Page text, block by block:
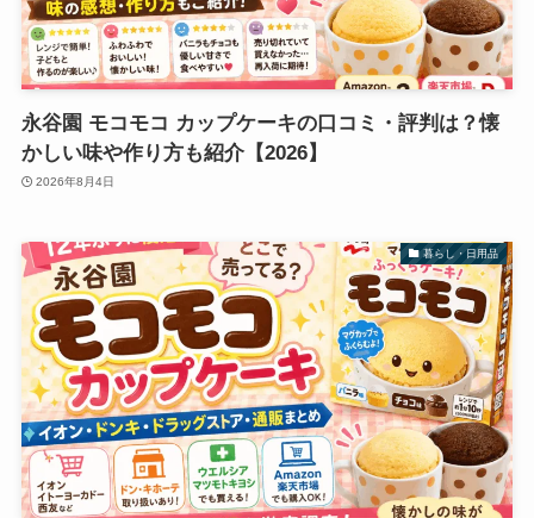
永谷園 モコモコ カップケーキの口コミ・評判は？懐
かしい味や作り方も紹介【2026】
2026年8月4日
暮らし・日用品